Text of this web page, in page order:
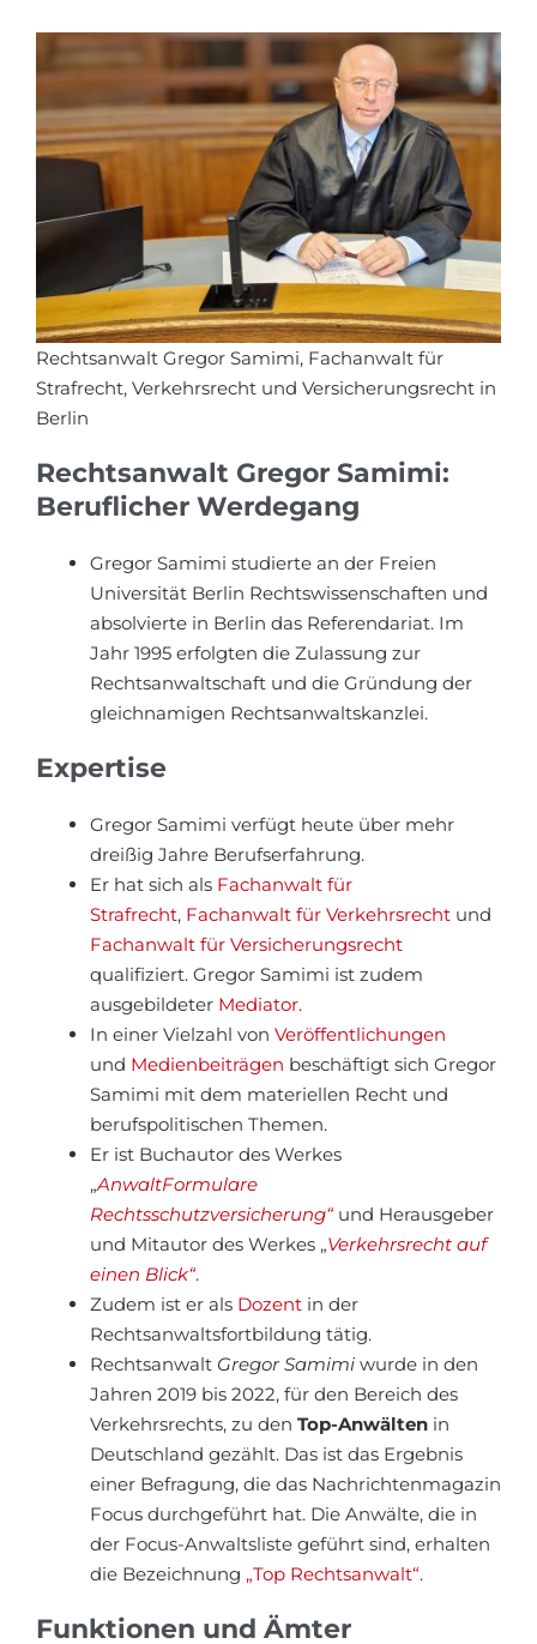
Rechtsanwalt Gregor Samimi, Fachanwalt für
Strafrecht, Verkehrsrecht und Versicherungsrecht in
Berlin
Rechtsanwalt Gregor Samimi:
Beruflicher Werdegang
Gregor Samimi studierte an der Freien
Universität Berlin Rechtswissenschaften und
absolvierte in Berlin das Referendariat. Im
Jahr 1995 erfolgten die Zulassung zur
Rechtsanwaltschaft und die Gründung der
gleichnamigen Rechtsanwaltskanzlei.
Expertise
Gregor Samimi verfügt heute über mehr
dreißig Jahre Berufserfahrung.
Er hat sich als Fachanwalt für
Strafrecht, Fachanwalt für Verkehrsrecht und
Fachanwalt für Versicherungsrecht
qualifiziert. Gregor Samimi ist zudem
ausgebildeter Mediator.
In einer Vielzahl von Veröffentlichungen
und Medienbeiträgen beschäftigt sich Gregor
Samimi mit dem materiellen Recht und
berufspolitischen Themen.
Er ist Buchautor des Werkes
„AnwaltFormulare
Rechtsschutzversicherung“ und Herausgeber
und Mitautor des Werkes „Verkehrsrecht auf
einen Blick“.
Zudem ist er als Dozent in der
Rechtsanwaltsfortbildung tätig.
Rechtsanwalt Gregor Samimi wurde in den
Jahren 2019 bis 2022, für den Bereich des
Verkehrsrechts, zu den Top-Anwälten in
Deutschland gezählt. Das ist das Ergebnis
einer Befragung, die das Nachrichtenmagazin
Focus durchgeführt hat. Die Anwälte, die in
der Focus-Anwaltsliste geführt sind, erhalten
die Bezeichnung „Top Rechtsanwalt“.
Funktionen und Ämter